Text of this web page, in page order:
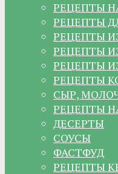
РЕЦЕПТЫ
РЕЦЕПТЫ
РЕЦЕПТЫ
РЕЦЕПТЫ
РЕЦЕПТЫ
РЕЦЕПТЫ
СЫР,
РЕЦЕПТЫ
ДЕСЕРТЫ
СОУСЫ
ФАСТФУД
РЕЦЕПТЫ